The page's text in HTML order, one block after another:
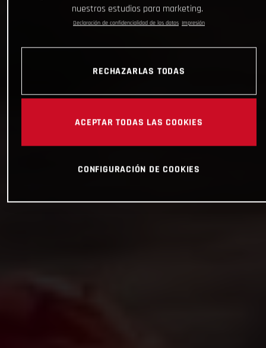
nuestros estudios para marketing.
Declaración de confidencialidad de los datos Impresión
RECHAZARLAS TODAS
ACEPTAR TODAS LAS COOKIES
CONFIGURACIÓN DE COOKIES